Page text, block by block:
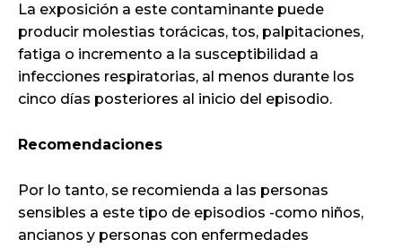
La exposición a este contaminante puede
producir molestias torácicas, tos, palpitaciones,
fatiga o incremento a la susceptibilidad a
infecciones respiratorias, al menos durante los
cinco días posteriores al inicio del episodio.
Recomendaciones
Por lo tanto, se recomienda a las personas
sensibles a este tipo de episodios -como niños,
ancianos y personas con enfermedades